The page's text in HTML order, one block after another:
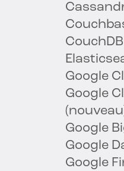
CouchDB
Google
Google
Google
Google
Google